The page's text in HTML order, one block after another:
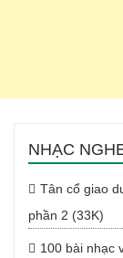
NHẠC
Tân cổ giao
phần 2 (33K)
100 bài nhạc